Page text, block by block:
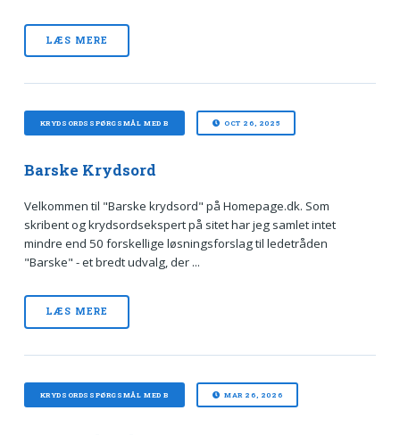
LÆS MERE
KRYDSORDSSPØRGSMÅL MED B OCT 26, 2025
Barske Krydsord
Velkommen til "Barske krydsord" på Homepage.dk. Som
skribent og krydsordsekspert på sitet har jeg samlet intet
mindre end 50 forskellige løsningsforslag til ledetråden
"Barske" - et bredt udvalg, der ...
LÆS MERE
KRYDSORDSSPØRGSMÅL MED B MAR 26, 2026